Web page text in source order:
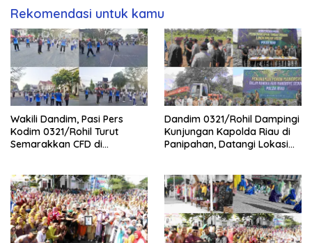
Rekomendasi untuk kamu
Wakili Dandim, Pasi Pers
Kodim 0321/Rohil Turut
Semarakkan CFD di
Dandim 0321/Rohil Dampingi
Kunjungan Kapolda Riau di
Panipahan, Datangi Lokasi